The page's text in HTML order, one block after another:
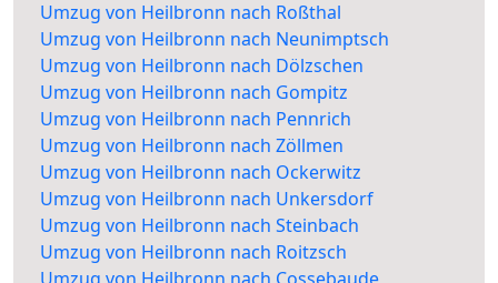
Umzug von Heilbronn nach Roßthal
Umzug von Heilbronn nach Neunimptsch
Umzug von Heilbronn nach Dölzschen
Umzug von Heilbronn nach Gompitz
Umzug von Heilbronn nach Pennrich
Umzug von Heilbronn nach Zöllmen
Umzug von Heilbronn nach Ockerwitz
Umzug von Heilbronn nach Unkersdorf
Umzug von Heilbronn nach Steinbach
Umzug von Heilbronn nach Roitzsch